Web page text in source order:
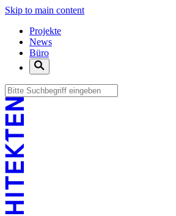
Skip to main content
Projekte
News
Büro